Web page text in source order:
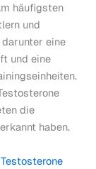
häufigsten
und
eine
und eine
die
haben.
Testosterone